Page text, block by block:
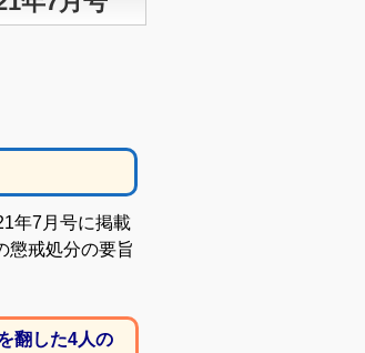
年7月号に掲載
懲戒処分の要旨
翻した4人の